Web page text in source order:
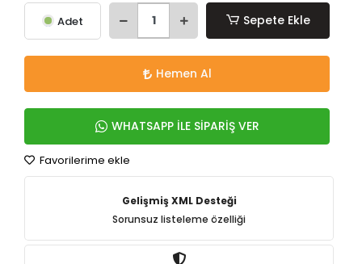
Adet Sepete Ekle
Hemen Al
WHATSAPP İLE SİPARİŞ VER
Favorilerime ekle
Gelişmiş XML Desteği
Sorunsuz listeleme özelliği